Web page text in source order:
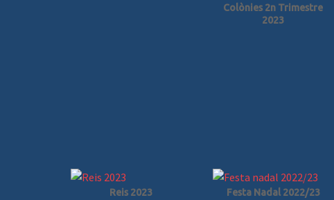
Colònies 2n Trimestre
2023
Reis 2023
Festa Nadal 2022/23